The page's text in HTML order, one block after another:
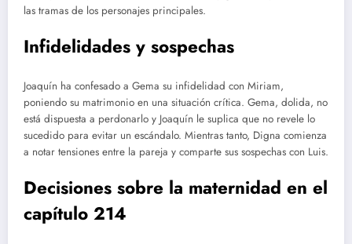
las tramas de los personajes principales.
Infidelidades y sospechas
Joaquín ha confesado a Gema su infidelidad con Miriam,
poniendo su matrimonio en una situación crítica. Gema, dolida, no
está dispuesta a perdonarlo y Joaquín le suplica que no revele lo
sucedido para evitar un escándalo. Mientras tanto, Digna comienza
a notar tensiones entre la pareja y comparte sus sospechas con Luis.
Decisiones sobre la maternidad en el
capítulo 214